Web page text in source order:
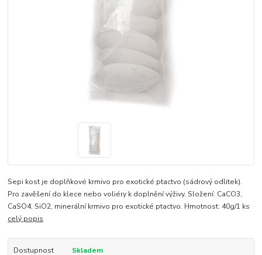
Sepi kost je doplňkové krmivo pro exotické ptactvo (sádrový odlitek).
Pro zavěšení do klece nebo voliéry k doplnění výživy. Složení: CaCO3,
CaSO4, SiO2, minerální krmivo pro exotické ptactvo. Hmotnost: 40g/1 ks
celý popis
Dostupnost Skladem